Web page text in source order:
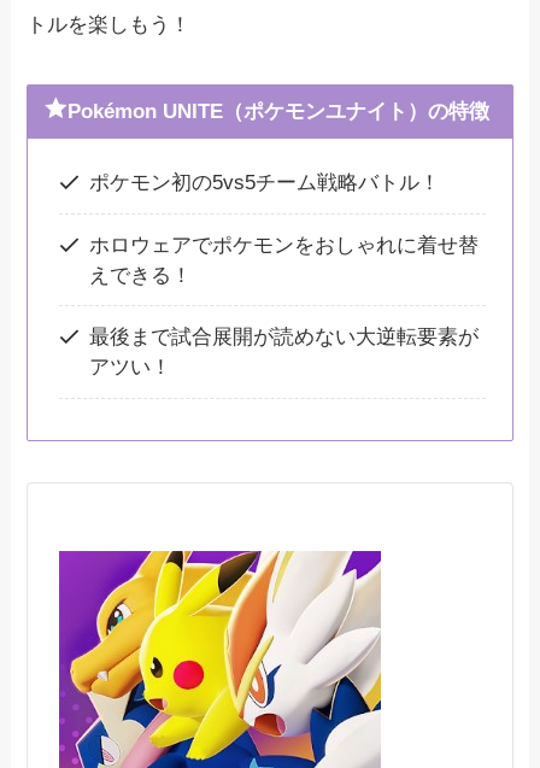
トルを楽しもう！
Pokémon UNITE（ポケモンユナイト）の特徴
ポケモン初の5vs5チーム戦略バトル！
ホロウェアでポケモンをおしゃれに着せ替
えできる！
最後まで試合展開が読めない大逆転要素が
アツい！